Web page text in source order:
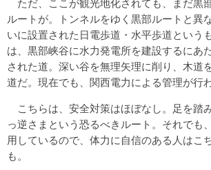
ただ、ここが観光地化されても、まだ黒
ルートが。トンネルをゆく黒部ルートと異
いに設置された日電歩道・水平歩道という
は、黒部峡谷に水力発電所を建設するにあ
された道。深い谷を無理矢理に削り、木道
道だ。現在でも、関西電力による管理が行
こちらは、安全対策はほぼなし。足を踏
っ逆さまという恐るべきルート。それでも
用しているので、体力に自信のある人はこ
も。